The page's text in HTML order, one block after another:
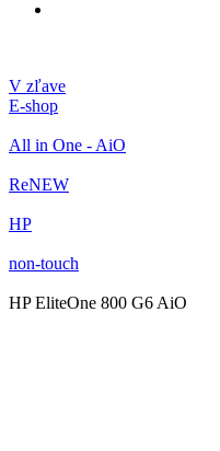
V zľave
E-shop
All in One - AiO
ReNEW
HP
non-touch
HP EliteOne 800 G6 AiO